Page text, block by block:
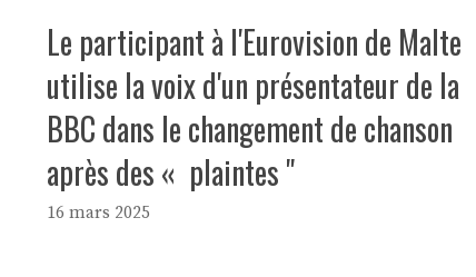
Le participant à l'Eurovision de Malte
utilise la voix d'un présentateur de la
BBC dans le changement de chanson
après des « plaintes ''
16 mars 2025